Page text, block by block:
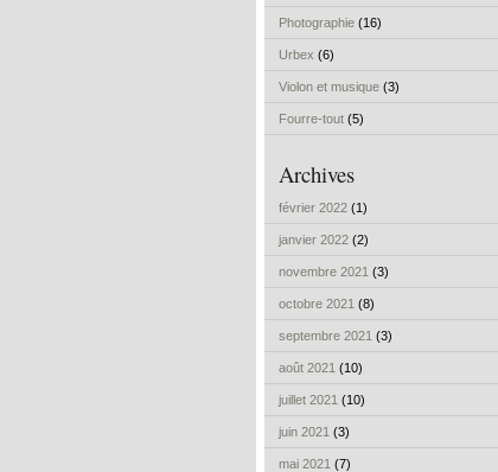
Photographie (16)
Urbex (6)
Violon et musique (3)
Fourre-tout (5)
Archives
février 2022 (1)
janvier 2022 (2)
novembre 2021 (3)
octobre 2021 (8)
septembre 2021 (3)
août 2021 (10)
juillet 2021 (10)
juin 2021 (3)
mai 2021 (7)